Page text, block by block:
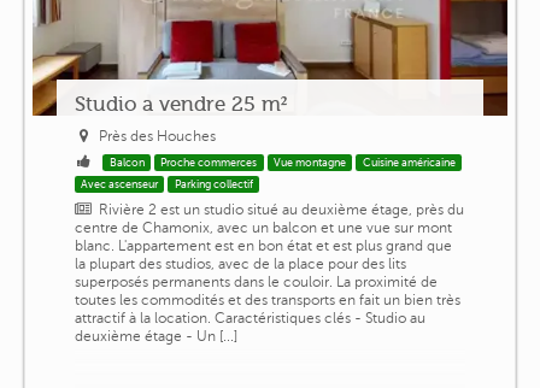
Studio a vendre 25 m²
Près des Houches
Balcon Proche commerces Vue montagne
Cuisine américaine
Avec ascenseur
Parking collectif
Rivière 2 est un studio situé au deuxième étage, près du
centre de Chamonix, avec un balcon et une vue sur mont
blanc. L'appartement est en bon état et est plus grand que
la plupart des studios, avec de la place pour des lits
superposés permanents dans le couloir. La proximité de
toutes les commodités et des transports en fait un bien très
attractif à la location. Caractéristiques clés - Studio au
deuxième étage - Un [...]